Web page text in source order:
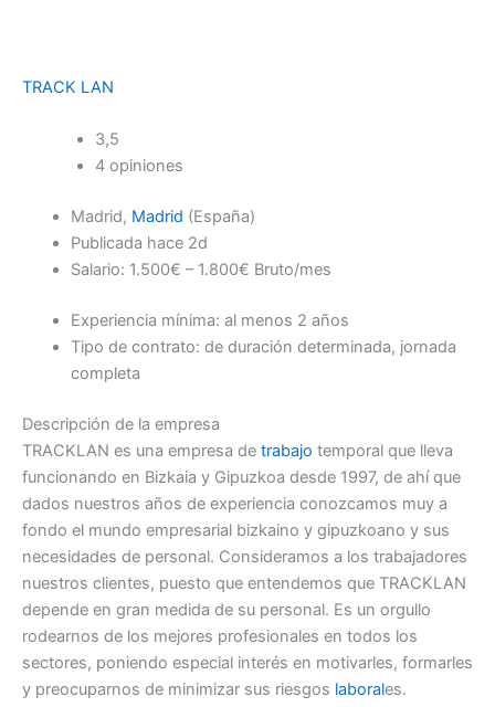
TRACK LAN
3,5
4 opiniones
Madrid, Madrid (España)
Publicada hace 2d
Salario: 1.500€ – 1.800€ Bruto/mes
Experiencia mínima: al menos 2 años
Tipo de contrato: de duración determinada, jornada
completa
Descripción de la empresa
TRACKLAN es una empresa de trabajo temporal que lleva
funcionando en Bizkaia y Gipuzkoa desde 1997, de ahí que
dados nuestros años de experiencia conozcamos muy a
fondo el mundo empresarial bizkaino y gipuzkoano y sus
necesidades de personal. Consideramos a los trabajadores
nuestros clientes, puesto que entendemos que TRACKLAN
depende en gran medida de su personal. Es un orgullo
rodearnos de los mejores profesionales en todos los
sectores, poniendo especial interés en motivarles, formarles
y preocuparnos de minimizar sus riesgos laborales.